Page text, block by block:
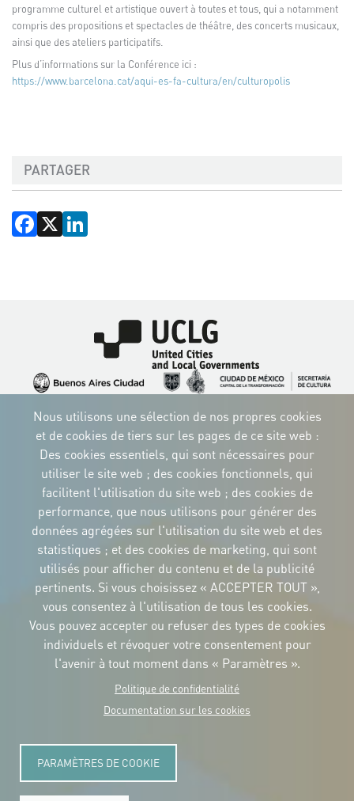
programme culturel et artistique ouvert à toutes et tous, qui a notamment
compris des propositions et spectacles de théâtre, des concerts musicaux,
ainsi que des ateliers participatifs.
Plus d’informations sur la Conférence ici :
https://www.barcelona.cat/aqui-es-fa-cultura/en/culturopolis
PARTAGER
Facebook
X
Image
Image
ImageImageImage
IDENTITÉ CORPORTATIVE
Téléchargez
les logos et le
manuel
NEWSLETTER
CONTACT
Carrer Avinyó, 15
08002 Barcelona
culture@uclg.org
Nous utilisons une sélection de nos propres cookies
et de cookies de tiers sur les pages de ce site web :
Des cookies essentiels, qui sont nécessaires pour
utiliser le site web ; des cookies fonctionnels, qui
facilitent l'utilisation du site web ; des cookies de
performance, que nous utilisons pour générer des
données agrégées sur l'utilisation du site web et des
statistiques ; et des cookies de marketing, qui sont
utilisés pour afficher du contenu et de la publicité
pertinents. Si vous choisissez « ACCEPTER TOUT »,
vous consentez à l'utilisation de tous les cookies.
Vous pouvez accepter ou refuser des types de cookies
individuels et révoquer votre consentement pour
l'avenir à tout moment dans « Paramètres ».
Politique de confidentialité
Documentation sur les cookies
PARAMÈTRES DE COOKIE